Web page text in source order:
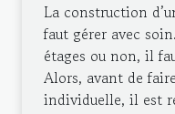
La construction
faut gérer avec
étages ou non, il
Alors, avant de
individuelle, il est